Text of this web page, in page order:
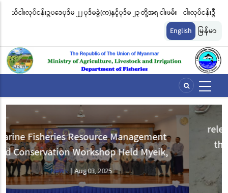
တို့အရ ငါးဖမ်း
ငါးလုပ်ငန်းဦးစီးဌာနနှင့် FFI အကြား မြန်မာနိုင်ငံ ပင်လယ်နှင့် ရေချိုဇီဝမျို
မျိုးကွဲများ ထိန်းသိမ်းကာကွယ်စောင့်ရှောက်ခြင်းလုပ်ငန်းများ ဆောင်ရွ
ဆိုင်ရာ သဘောတူညီမှု မူဘောင်စာချုပ်” လက်မှတ်ရေးထိုး
English မြန်မာ
release a sea turtle, Olive Ridley back
the sea, after being found and
alive in an abandoned fishing net
News|Jun 19, 2025